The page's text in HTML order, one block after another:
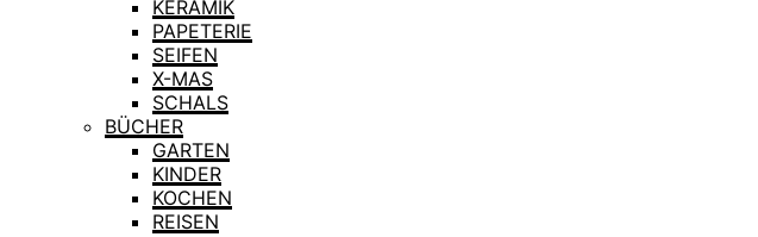
KERAMIK
PAPETERIE
SEIFEN
X-MAS
SCHALS
BÜCHER
GARTEN
KINDER
KOCHEN
REISEN